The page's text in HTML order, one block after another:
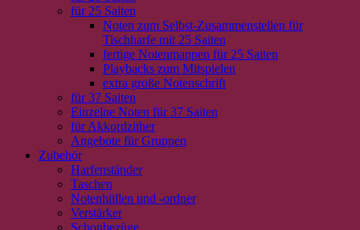
für 25 Saiten
Noten zum Selbst-Zusammenstellen für
Tischharfe mit 25 Saiten
fertige Notenmappen für 25 Saiten
Playbacks zum Mitspielen
extra große Notenschrift
für 37 Saiten
Einzelne Noten für 37 Saiten
für Akkordzither
Angebote für Gruppen
Zubehör
Harfenständer
Taschen
Notenhüllen und -ordner
Verstärker